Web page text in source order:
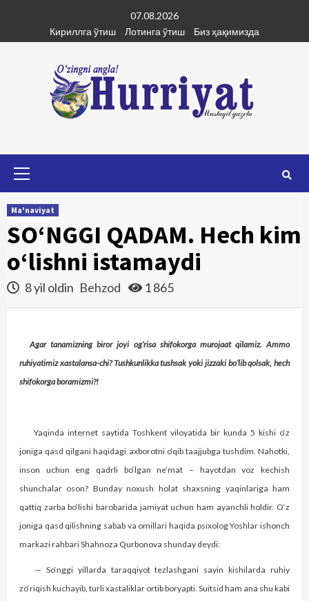
content
07.08.2026
Кириллга ўтиш
Лотинга ўтиш Биз ҳақимизда
Ma'naviyat
SO‘NGGI QADAM. Hech kim
o‘lishni istamaydi
8 yil oldin Behzod 1 865
Agar tanamizning biror joyi og‘risa shifokorga murojaat qilamiz. Ammo
ruhiyatimiz xastalansa-chi? Tushkunlikka tushsak yoki jizzaki bo‘lib qolsak, hech
shifokorga boramizmi?!
Yaqinda internet saytida Toshkent viloyatida bir kunda 5 kishi o‘z
joniga qasd qilgani haqidagi axborotni o‘qib taajjubga tushdim. Nahotki,
inson uchun eng qadrli bo‘lgan ne’mat – hayotdan voz kechish
shunchalar oson? Bunday noxush holat shaxsning yaqinlariga ham
qattiq zarba bo‘lishi barobarida jamiyat uchun ham ayanchli holdir. O‘z
joniga qasd qilishning sabab va omillari haqida psixolog Yoshlar ishonch
markazi rahbari Shahnoza Qurbonova shunday deydi:
— So‘nggi yillarda taraqqiyot tezlashgani sayin kishilarda ruhiy
zo‘riqish kuchayib, turli xastaliklar ortib boryapti. Suitsid ham ana shu kabi